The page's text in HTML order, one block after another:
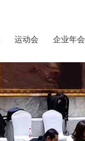
运动会 企业年会